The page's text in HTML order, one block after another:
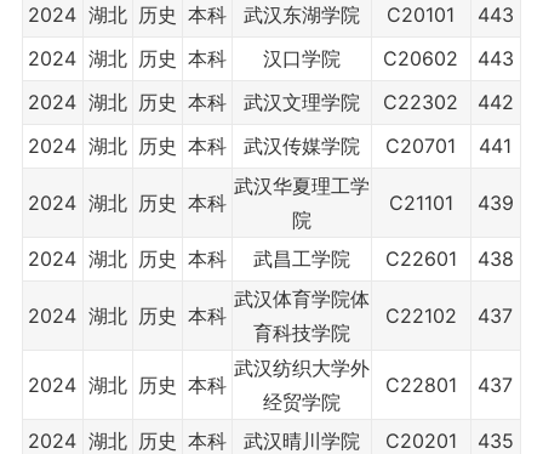
2024 湖北 历史 本科 武汉东湖学院 C20101
443
2024 湖北 历史 本科 汉口学院 C20602
443
2024 湖北 历史 本科 武汉文理学院 C22302
442
2024 湖北 历史 本科 武汉传媒学院 C20701 441
2024 湖北 历史 本科
武汉华夏理工学
院
C21101 439
2024 湖北 历史 本科 武昌工学院 C22601 438
2024 湖北 历史 本科
武汉体育学院体
育科技学院
C22102 437
2024 湖北 历史 本科
武汉纺织大学外
经贸学院
C22801 437
2024 湖北 历史 本科 武汉晴川学院 C20201
435